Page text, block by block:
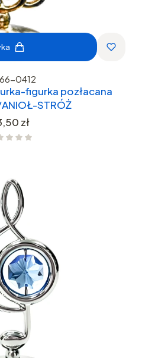
0412
figurka pozłacana
STRÓŻ
zł